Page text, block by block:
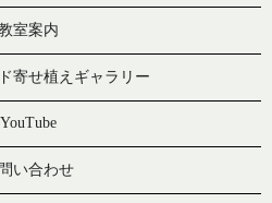
室案内
寄せ植えギャラリー
YouTube
い合わせ